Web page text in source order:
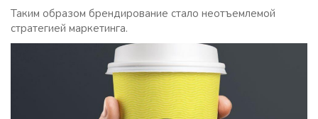
Таким образом брендирование стало неотъемлемой
стратегией маркетинга.